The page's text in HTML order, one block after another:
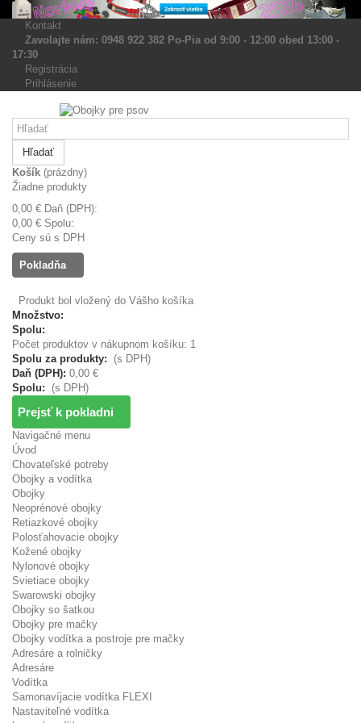
Kontakt
Zavolajte nám: 0948 922 382 Po-Pia od 9:00 - 12:00 obed 13:00 -
17:30
Registrácia
Prihlásenie
Hľadať
Košík (prázdny)
Žiadne produkty
0,00 € Daň (DPH):
0,00 € Spolu:
Ceny sú s DPH
Pokladňa
Produkt bol vložený do Vášho košíka
Množstvo:
Spolu:
Počet produktov v nákupnom košíku: 1
Spolu za produkty:
(s DPH)
Daň (DPH): 0,00 €
Spolu:
(s DPH)
Prejsť k pokladni
Navigačné menu
Úvod
Chovateľské potreby
Obojky a vodítka
Obojky
Neoprénové obojky
Retiazkové obojky
Polosťahovacie obojky
Kožené obojky
Nylonové obojky
Svietiace obojky
Swarowski obojky
Obojky so šatkou
Obojky pre mačky
Obojky vodítka a postroje pre mačky
Adresáre a rolničky
Adresáre
Vodítka
Samonavíjacie vodítka FLEXI
Nastaviteľné vodítka